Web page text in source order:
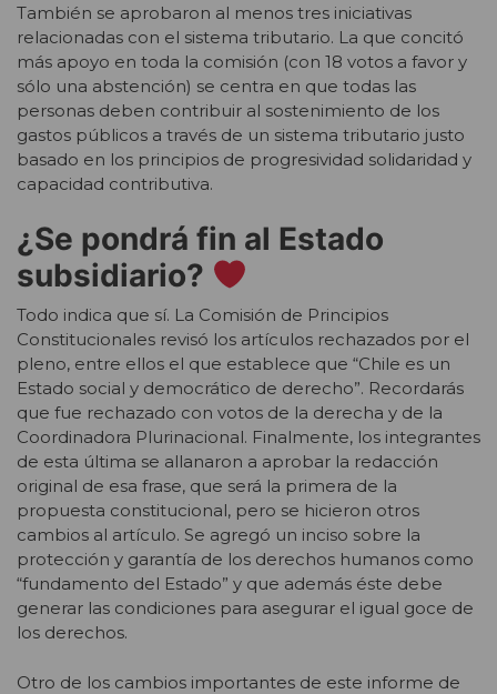
También se aprobaron al menos tres iniciativas
relacionadas con el sistema tributario. La que concitó
más apoyo en toda la comisión (con 18 votos a favor y
sólo una abstención) se centra en que todas las
personas deben contribuir al sostenimiento de los
gastos públicos a través de un sistema tributario justo
basado en los principios de progresividad solidaridad y
capacidad contributiva.
¿Se pondrá fin al Estado
subsidiario?
Todo indica que sí. La Comisión de Principios
Constitucionales revisó los artículos rechazados por el
pleno, entre ellos el que establece que “Chile es un
Estado social y democrático de derecho”. Recordarás
que fue rechazado con votos de la derecha y de la
Coordinadora Plurinacional. Finalmente, los integrantes
de esta última se allanaron a aprobar la redacción
original de esa frase, que será la primera de la
propuesta constitucional, pero se hicieron otros
cambios al artículo. Se agregó un inciso sobre la
protección y garantía de los derechos humanos como
“fundamento del Estado” y que además éste debe
generar las condiciones para asegurar el igual goce de
los derechos.
Otro de los cambios importantes de este informe de